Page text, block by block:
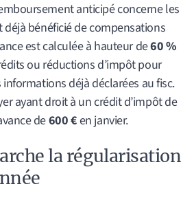
anticipé concerne les
bénéficié de compensations
est calculée à hauteur de60 %
ou réductions d’impôt pour
informations déjà déclarées au fisc.
ayant droit à un crédit d’impôt de
de600 €en janvier.
la régularisation